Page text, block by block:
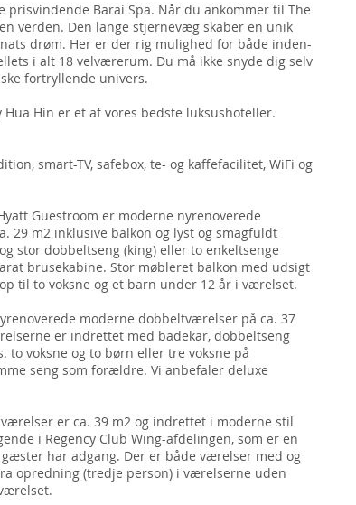
Barai Spa. Når du ankommer til The
verden. Den lange stjernevæg skaber en unik
drøm. Her er der rig mulighed for både inden-
i alt 18 velværerum. Du må ikke snyde dig selv
fortryllende univers.
Hin er et af vores bedste luksushoteller.
smart-TV, safebox, te- og kaffefacilitet, WiFi og
Guestroom er moderne nyrenoverede
29 m2 inklusive balkon og lyst og smagfuldt
stor dobbeltseng (king) eller to enkeltsenge
brusekabine. Stor møbleret balkon med udsigt
til to voksne og et barn under 12 år i værelset.
moderne dobbeltværelser på ca. 37
er indrettet med badekar, dobbeltseng
to voksne og to børn eller tre voksne på
seng som forældre. Vi anbefaler deluxe
værelser er ca. 39 m2 og indrettet i moderne stil
i Regency Club Wing-afdelingen, som er en
har adgang. Der er både værelser med og
opredning (tredje person) i værelserne uden